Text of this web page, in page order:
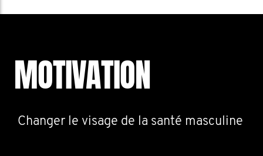
MOTIVATION
Changer le visage de la santé masculine